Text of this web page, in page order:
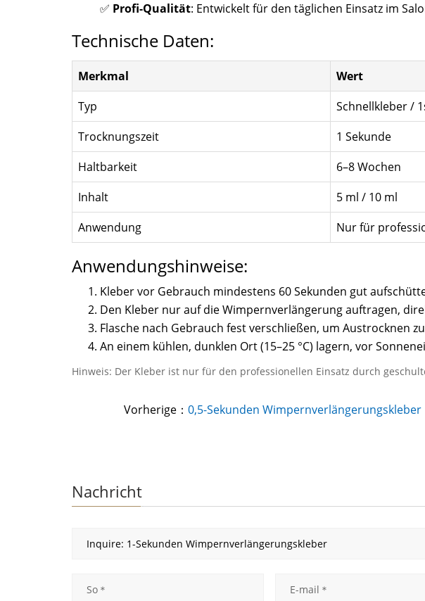
✅ Profi-Qualität: Entwickelt für den täglichen Einsatz im
Technische Daten:
Merkmal
Wert
Typ
Schnellkleber /
Trocknungszeit
1 Sekunde
Haltbarkeit
6–8 Wochen
Inhalt
5 ml / 10 ml
Anwendung
Nur für
Anwendungshinweise:
Kleber vor Gebrauch mindestens 60 Sekunden gut
Den Kleber nur auf die Wimpernverlängerung auftragen,
Flasche nach Gebrauch fest verschließen, um Austrocknen
An einem kühlen, dunklen Ort (15–25 °C) lagern, vor
Hinweis: Der Kleber ist nur für den professionellen Einsatz durch
Vorherige： 0,5-Sekunden Wimpernverlängerungskleber
Nachricht